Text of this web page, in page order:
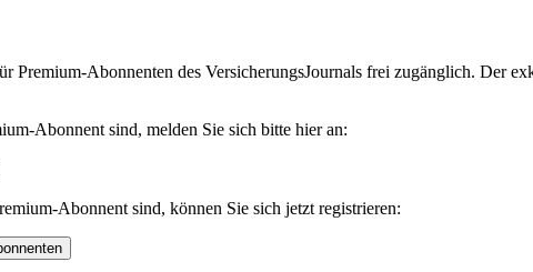
Premium-Abonnenten des VersicherungsJournals frei zugänglich. Der
Abonnent sind, melden Sie sich bitte hier an:
Abonnent sind, können Sie sich jetzt registrieren: